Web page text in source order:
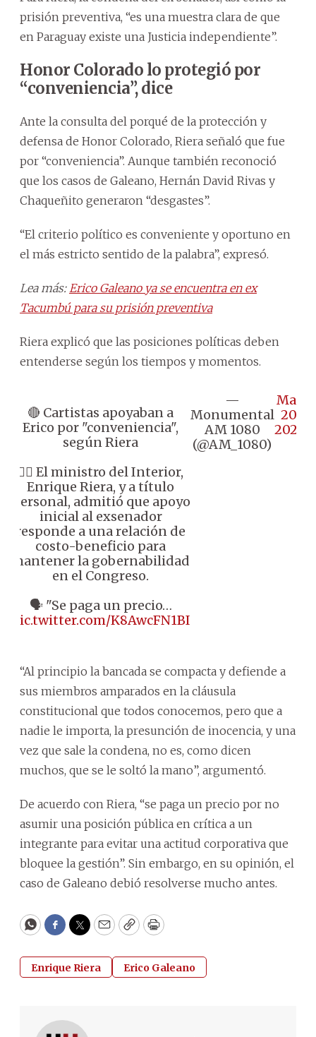
prisión preventiva, “es una muestra clara de que
en Paraguay existe una Justicia independiente”.
Honor Colorado lo protegió por
“conveniencia”, dice
Ante la consulta del porqué de la protección y
defensa de Honor Colorado, Riera señaló que fue
por “conveniencia”. Aunque también reconoció
que los casos de Galeano, Hernán David Rivas y
Chaqueñito generaron “desgastes”.
“El criterio político es conveniente y oportuno en
el más estricto sentido de la palabra”, expresó.
Lea más: Erico Galeano ya se encuentra en ex
Tacumbú para su prisión preventiva
Riera explicó que las posiciones políticas deben
entenderse según los tiempos y momentos.
🔴 Cartistas apoyaban a
Erico por "conveniencia",
según Riera
👉🏼 El ministro del Interior,
Enrique Riera, y a título
personal, admitió que apoyo
inicial al exsenador
responde a una relación de
costo-beneficio para
mantener la gobernabilidad
en el Congreso.
🗣️ "Se paga un precio…
pic.twitter.com/K8AwcFN1BI
—
Monumental
AM 1080
(@AM_1080)
May
20,
2026
“Al principio la bancada se compacta y defiende a
sus miembros amparados en la cláusula
constitucional que todos conocemos, pero que a
nadie le importa, la presunción de inocencia, y una
vez que sale la condena, no es, como dicen
muchos, que se le soltó la mano”, argumentó.
De acuerdo con Riera, “se paga un precio por no
asumir una posición pública en crítica a un
integrante para evitar una actitud corporativa que
bloquee la gestión”. Sin embargo, en su opinión, el
caso de Galeano debió resolverse mucho antes.
WhatsApp
Facebook
Twitter
EmailCopyPrint
Enrique Riera Erico Galeano